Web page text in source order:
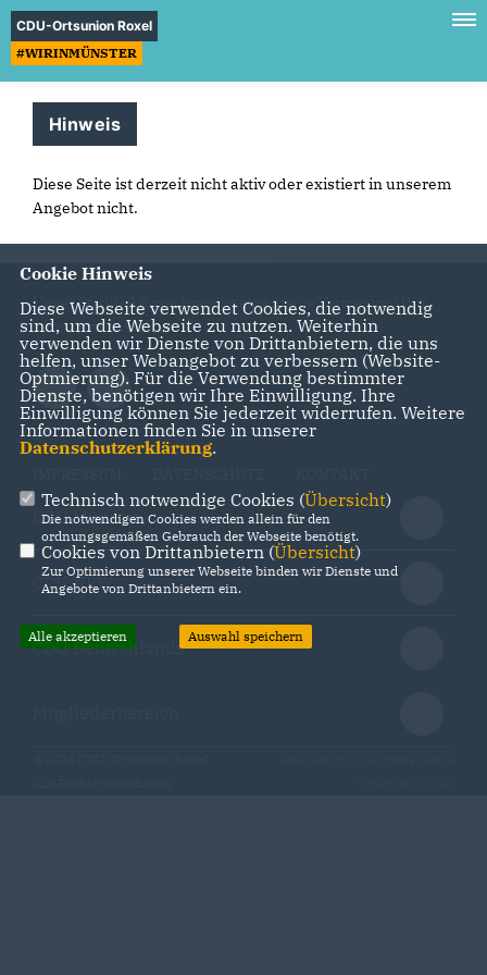
CDU-Ortsunion Roxel
#WIRINMÜNSTER
Hinweis
Diese Seite ist derzeit nicht aktiv oder existiert in unserem
Angebot nicht.
Unser Stadtteil Roxel braucht eine starke Vertretung! Wir
kümmern uns darum!
CDU Münster
CDU NRW
CDU Deutschlands
Cookie Hinweis
Diese Webseite verwendet Cookies, die notwendig
sind, um die Webseite zu nutzen. Weiterhin
verwenden wir Dienste von Drittanbietern, die uns
helfen, unser Webangebot zu verbessern (Website-
Optmierung). Für die Verwendung bestimmter
Dienste, benötigen wir Ihre Einwilligung. Ihre
Einwilligung können Sie jederzeit widerrufen. Weitere
Informationen finden Sie in unserer
Datenschutzerklärung.
Technisch notwendige Cookies (Übersicht)
Die notwendigen Cookies werden allein für den
ordnungsgemäßen Gebrauch der Webseite benötigt.
Cookies von Drittanbietern (Übersicht)
Zur Optimierung unserer Webseite binden wir Dienste und
Angebote von Drittanbietern ein.
Alle akzeptieren Auswahl speichern